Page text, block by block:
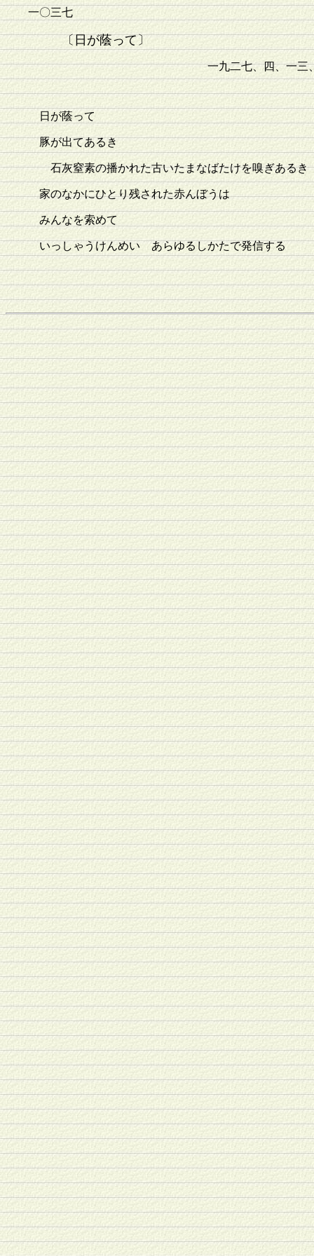
一〇三七
〔日が蔭って〕
一九二七、四、一三
日が蔭って
豚が出てあるき
石灰窒素の播かれた古いたまなばたけを嗅ぎあるき
家のなかにひとり残された赤んぼうは
みんなを索めて
いっしゃうけんめい あらゆるしかたで発信する